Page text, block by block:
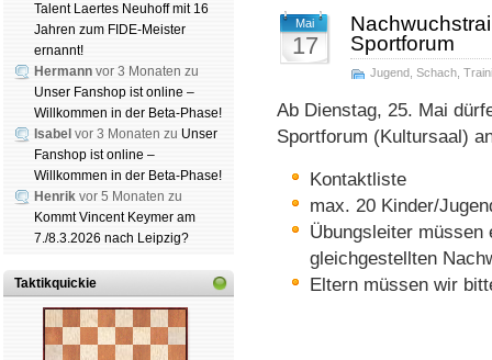
Talent Laertes Neuhoff mit 16
Jahren zum FIDE-Meister
ernannt!
Hermann vor 3 Monaten zu
Unser Fanshop ist online –
Willkommen in der Beta-Phase!
Isabel vor 3 Monaten zu Unser
Fanshop ist online –
Willkommen in der Beta-Phase!
Henrik vor 5 Monaten zu
Kommt Vincent Keymer am
7./8.3.2026 nach Leipzig?
Taktikquickie
Mai
17
Sportforum
Jugend Schach
Ab Dienstag, 25. Mai
Sportforum (Kultursaal)
Kontaktliste
max. 20 Kinder/
Übungsleiter müssen
gleichgestellten
Eltern müssen wir